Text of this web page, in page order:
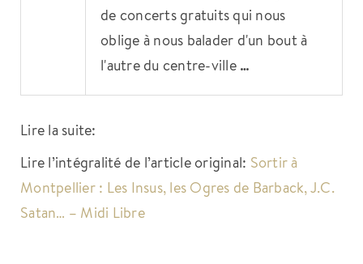
de concerts gratuits qui nous
oblige à nous balader d'un bout à
l'autre du centre-ville …
Lire la suite:
Lire l’intégralité de l’article original: Sortir à
Montpellier : Les Insus, les Ogres de Barback, J.C.
Satan… – Midi Libre